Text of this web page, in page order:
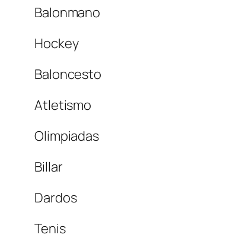
Balonmano
Hockey
Baloncesto
Atletismo
Olimpiadas
Billar
Dardos
Tenis